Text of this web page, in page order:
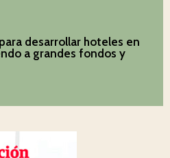
desarrollar hoteles en
a grandes fondos y